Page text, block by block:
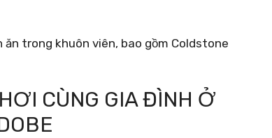
trong khuôn viên, bao gồm Coldstone
CÙNG GIA ĐÌNH Ở